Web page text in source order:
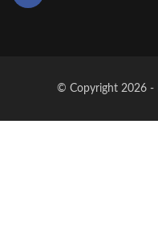
© Copyright 2026 -